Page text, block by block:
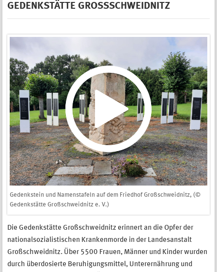
GEDENKSTÄTTE GROSSSCHWEIDNITZ
Gedenkstein und Namenstafeln auf dem Friedhof Großschweidnitz, (©
Gedenkstätte Großschweidnitz e. V.)
Die Gedenkstätte Großschweidnitz erinnert an die Opfer der
nationalsozialistischen Krankenmorde in der Landesanstalt
Großschweidnitz. Über 5500 Frauen, Männer und Kinder wurden
durch überdosierte Beruhigungsmittel, Unterernährung und